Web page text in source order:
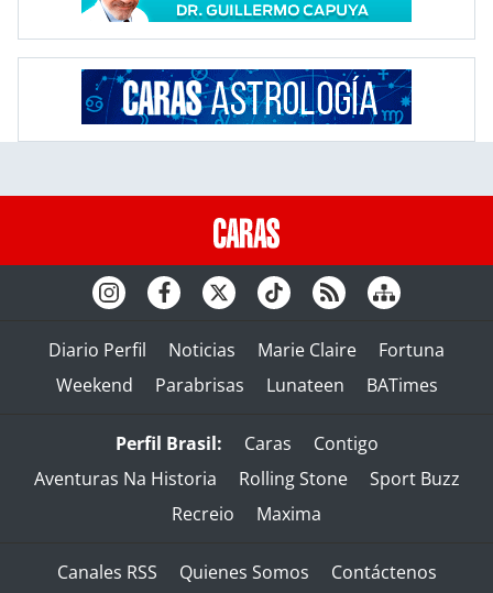
Diario Perfil Noticias Marie Claire
Fortuna
Weekend
Parabrisas Lunateen BATimes
Perfil Brasil: Caras
Contigo
Aventuras Na Historia
Rolling Stone
Sport Buzz
Recreio
Maxima
Canales RSS Quienes Somos Contáctenos